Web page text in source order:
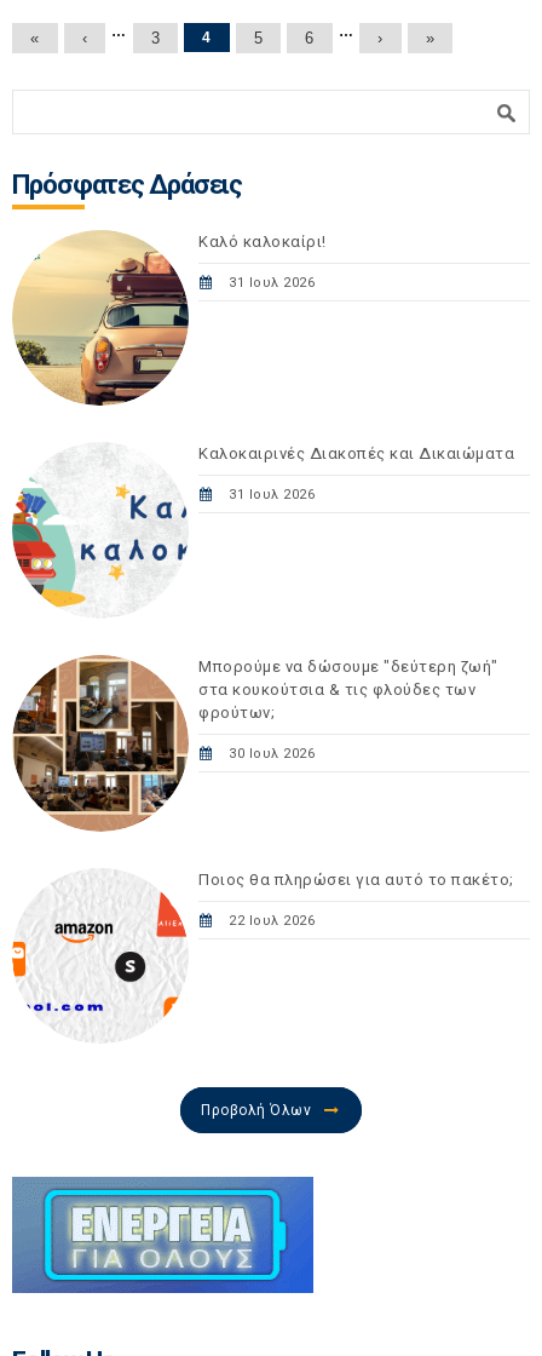
Σελίδες
« ‹ … 3 4 5 6 … › »
Πρόσφατες Δράσεις
Καλό καλοκαίρι!
31 Ιουλ 2026
Καλοκαιρινές Διακοπές και Δικαιώματα
31 Ιουλ 2026
Μπορούμε να δώσουμε "δεύτερη ζωή"
στα κουκούτσια & τις φλούδες των
φρούτων;
30 Ιουλ 2026
Ποιος θα πληρώσει για αυτό το πακέτο;
22 Ιουλ 2026
Προβολή Όλων